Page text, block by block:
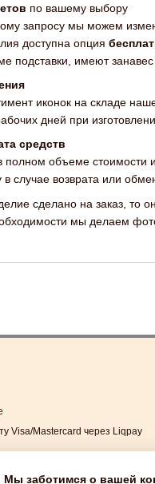
по вашему выбору
запросу мы можем
доступна опция
подставки, имеют
иконок на складе
дней при
средств
полном объеме
в случае возврата или
сделано на заказ, то
мы делаем
Мы заботимся о вашей